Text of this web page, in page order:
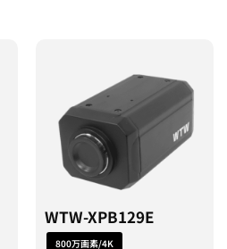
WTW-XPB129E
800万画素/4K